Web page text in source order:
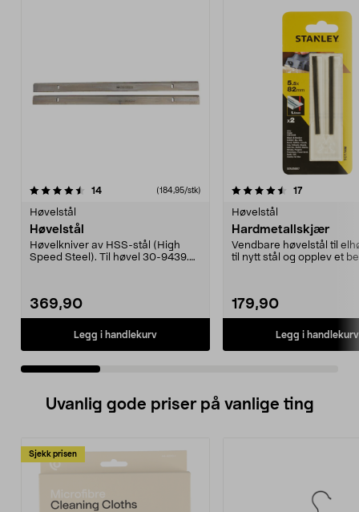
14anmeldelser(184,95/stk)
Høvelstål
Høvelstål
Høvelkniver av HSS-stål (High
Speed Steel). Til høvel 30-9439.
369,90
Legg i handlekurv
4.5 av 5 stjerner 17anmeldelser
Høvelstål
Hardmetallskjær
Vendbare høvelstål til
til nytt stål og opplev et
179,90
Legg i handlekurv
4.0 av 5 stjerner
Uvanlig gode priser på vanlige ting
Sjekk prisen